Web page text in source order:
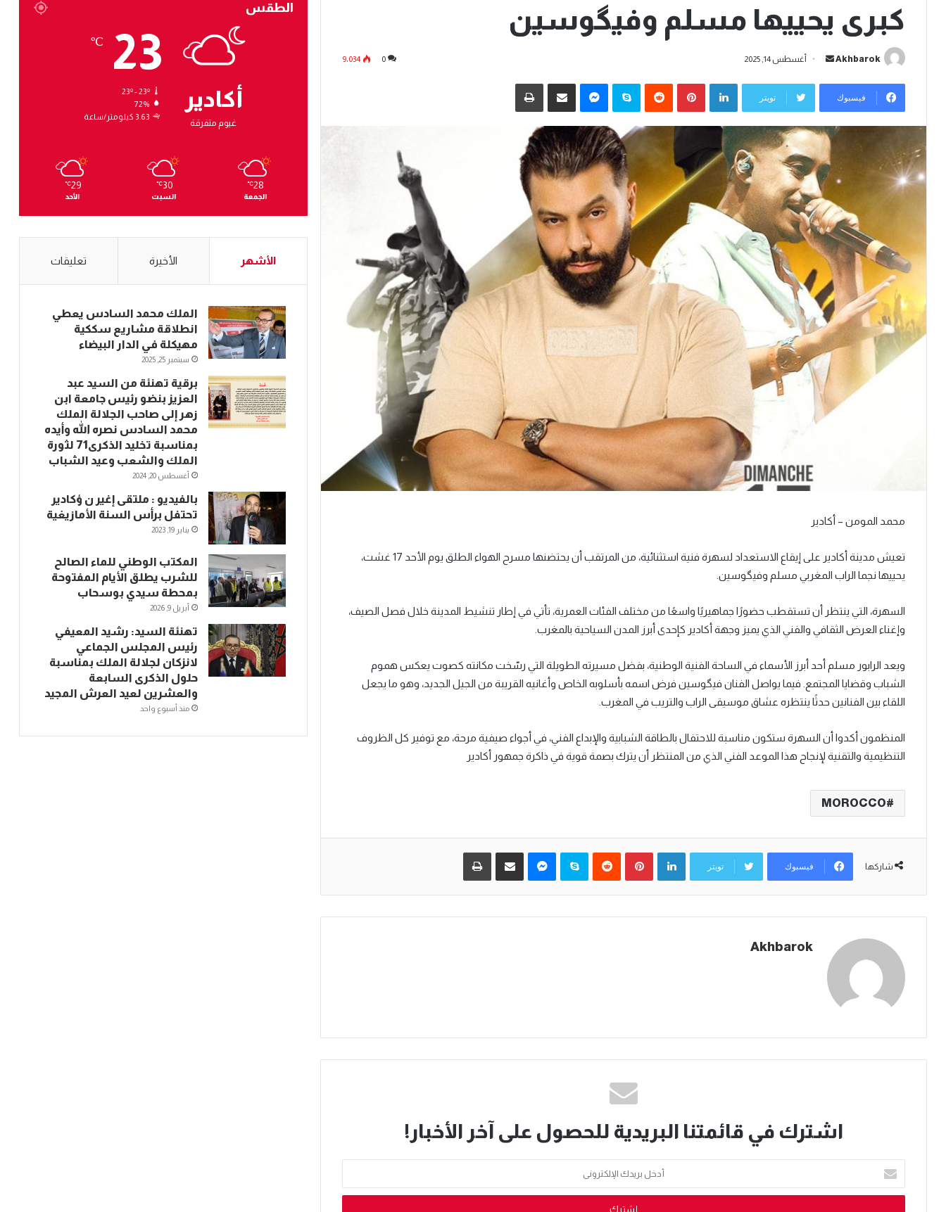
كبرى يحييها مسلم وفيگوسين
Akhbarok
أرسل
إلكترونيا
أغسطس 14, 2025 0 9٬034
فيسبوك تويتر
لينكدإن بينتيريست سكايب ماسنجر مشاركة عبر البريد طباعة
محمد المومن – أكادير
تعيش مدينة أكادير على إيقاع الاستعداد لسهرة فنية استثنائية، من المرتقب أن يحتضنها مسرح الهواء الطلق يوم الأحد 17 غشت،
يحييها نجما الراب المغربي مسلم وفيگوسين.
السهرة، التي ينتظر أن تستقطب حضورًا جماهيريًا واسعًا من مختلف الفئات العمرية، تأتي في إطار تنشيط المدينة خلال فصل الصيف،
وإغناء العرض الثقافي والفني الذي يميز وجهة أكادير كإحدى أبرز المدن السياحية بالمغرب.
ويعد الرابور مسلم أحد أبرز الأسماء في الساحة الفنية الوطنية، بفضل مسيرته الطويلة التي رسّخت مكانته كصوت يعكس هموم
الشباب وقضايا المجتمع. فيما يواصل الفنان فيگوسين فرض اسمه بأسلوبه الخاص وأغانيه القريبة من الجيل الجديد، وهو ما يجعل
اللقاء بين الفنانين حدثًا ينتظره عشاق موسيقى الراب والتريب في المغرب.
المنظمون أكدوا أن السهرة ستكون مناسبة للاحتفال بالطاقة الشبابية والإبداع الفني، في أجواء صيفية مرحة، مع توفير كل الظروف
التنظيمية والتقنية لإنجاح هذا الموعد الفني الذي من المنتظر أن يترك بصمة قوية في ذاكرة جمهور أكادير
MOROCCO
شاركها فيسبوك تويتر
لينكدإن بينتيريست سكايب ماسنجر مشاركة عبر البريد طباعة
Akhbarok
اشترك في قائمتنا البريدية للحصول على آخر الأخبار!
بريدك
الإلكتروني
الطقس
أكادير
غيوم متفرقة
23
℃
23º - 23º
72%
3.63 كيلومتر/ساعة
28
℃
الجمعة
30
℃
السبت
29
℃
الأحد
الأشهر الأخيرة تعليقات
الملك محمد السادس يعطي
انطلاقة مشاريع سككية
مهيكلة في الدار البيضاء
سبتمبر 25, 2025
برقية تهنئة من السيد عبد
العزيز بنضو رئيس جامعة ابن
زهر إلى صاحب الجلالة الملك
محمد السادس نصره الله وأيده
بمناسبة تخليد الذكرى71 لثورة
الملك والشعب وعيد الشباب
أغسطس 20, 2024
بالفيديو : ملتقى إغير ن ؤكادير
تحتفل برأس السنة الأمازيغية
يناير 19, 2023
المكتب الوطني للماء الصالح
للشرب يطلق الأيام المفتوحة
بمحطة سيدي بوسحاب
أبريل 9, 2026
تهنئة السيد: رشيد المعيفي
رئيس المجلس الجماعي
لانزكان لجلالة الملك بمناسبة
حلول الذكرى السابعة
والعشرين لعيد العرش المجيد
منذ أسبوع واحد